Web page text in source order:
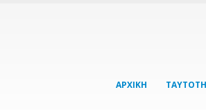
ΑΡΧΙΚΉ